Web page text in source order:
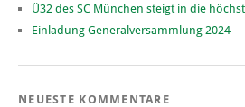
Ü32 des SC München steigt in die
Einladung Generalversammlung 2024
NEUESTE KOMMENTARE